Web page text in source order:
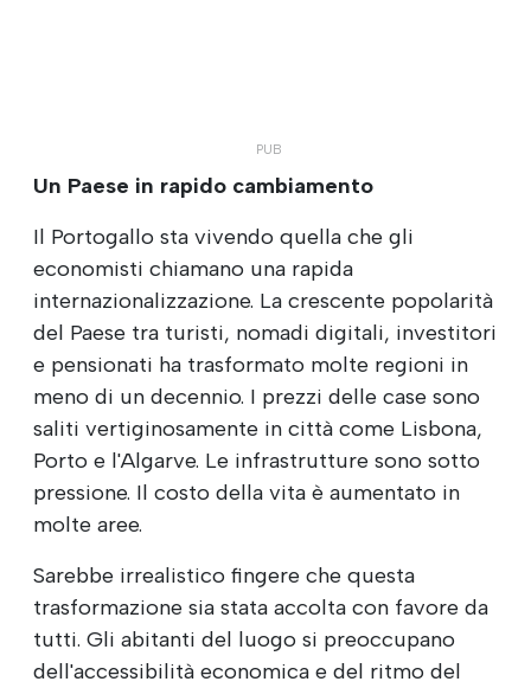
Un Paese in rapido cambiamento
Il Portogallo sta vivendo quella che gli
economisti chiamano una rapida
internazionalizzazione. La crescente popolarità
del Paese tra turisti, nomadi digitali, investitori
e pensionati ha trasformato molte regioni in
meno di un decennio. I prezzi delle case sono
saliti vertiginosamente in città come Lisbona,
Porto e l'Algarve. Le infrastrutture sono sotto
pressione. Il costo della vita è aumentato in
molte aree.
Sarebbe irrealistico fingere che questa
trasformazione sia stata accolta con favore da
tutti. Gli abitanti del luogo si preoccupano
dell'accessibilità economica e del ritmo del